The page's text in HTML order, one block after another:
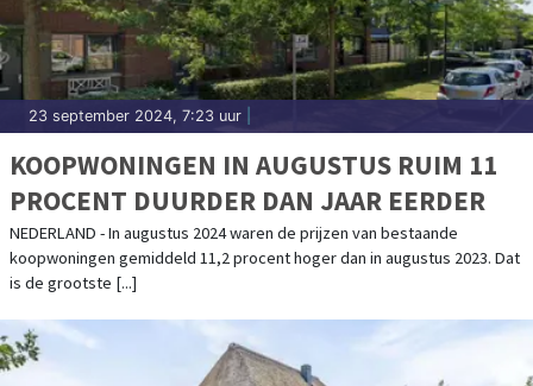
23 september 2024, 7:23 uur
KOOPWONINGEN IN AUGUSTUS RUIM 11
PROCENT DUURDER DAN JAAR EERDER
NEDERLAND - In augustus 2024 waren de prijzen van bestaande
koopwoningen gemiddeld 11,2 procent hoger dan in augustus 2023. Dat
is de grootste [...]